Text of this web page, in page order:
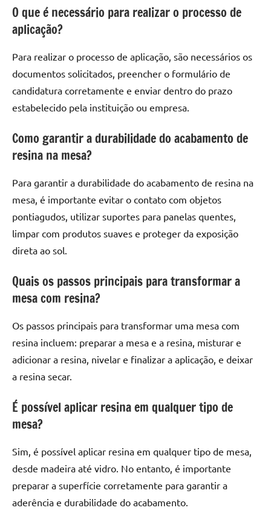
O que é necessário para realizar o processo de
aplicação?
Para realizar o processo de aplicação, são necessários os
documentos solicitados, preencher o formulário de
candidatura corretamente e enviar dentro do prazo
estabelecido pela instituição ou empresa.
Como garantir a durabilidade do acabamento de
resina na mesa?
Para garantir a durabilidade do acabamento de resina na
mesa, é importante evitar o contato com objetos
pontiagudos, utilizar suportes para panelas quentes,
limpar com produtos suaves e proteger da exposição
direta ao sol.
Quais os passos principais para transformar a
mesa com resina?
Os passos principais para transformar uma mesa com
resina incluem: preparar a mesa e a resina, misturar e
adicionar a resina, nivelar e finalizar a aplicação, e deixar
a resina secar.
É possível aplicar resina em qualquer tipo de
mesa?
Sim, é possível aplicar resina em qualquer tipo de mesa,
desde madeira até vidro. No entanto, é importante
preparar a superfície corretamente para garantir a
aderência e durabilidade do acabamento.